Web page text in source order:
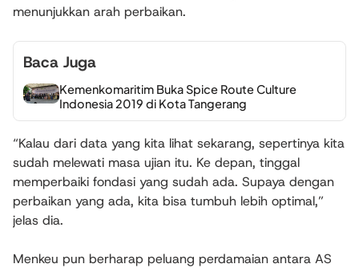
menunjukkan arah perbaikan.
Baca Juga
Kemenkomaritim Buka Spice Route Culture
Indonesia 2019 di Kota Tangerang
“Kalau dari data yang kita lihat sekarang, sepertinya kita
sudah melewati masa ujian itu. Ke depan, tinggal
memperbaiki fondasi yang sudah ada. Supaya dengan
perbaikan yang ada, kita bisa tumbuh lebih optimal,”
jelas dia.
Menkeu pun berharap peluang perdamaian antara AS